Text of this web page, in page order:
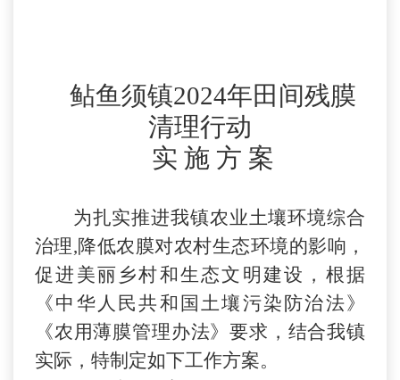
鲇鱼须镇2024年田间残膜
清理行动
实 施 方 案
为扎实推进我镇农业土壤环境综合
治理,降低农膜对农村生态环境的影响，
促进美丽乡村和生态文明建设，根据
《中华人民共和国土壤污染防治法》
《农用薄膜管理办法》要求，结合我镇
实际，特制定如下工作方案。